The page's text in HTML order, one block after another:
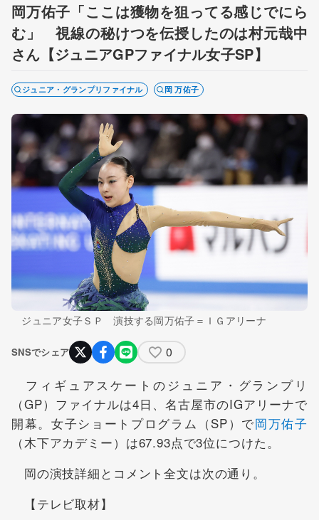
岡万佑子「ここは獲物を狙ってる感じでにら
む」 視線の秘けつを伝授したのは村元哉中
さん【ジュニアGPファイナル女子SP】
ジュニア・グランプリファイナル 岡 万佑子
ジュニア女子ＳＰ 演技する岡万佑子＝ＩＧアリーナ
SNSでシェア 0
フィギュアスケートのジュニア・グランプリ
（GP）ファイナルは4日、名古屋市のIGアリーナで
開幕。女子ショートプログラム（SP）で岡万佑子
（木下アカデミー）は67.93点で3位につけた。
岡の演技詳細とコメント全文は次の通り。
【テレビ取材】